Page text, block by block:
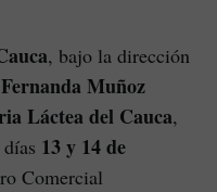
, bajo la dirección
Muñoz
Láctea del Cauca,
13 y 14 de
Comercial